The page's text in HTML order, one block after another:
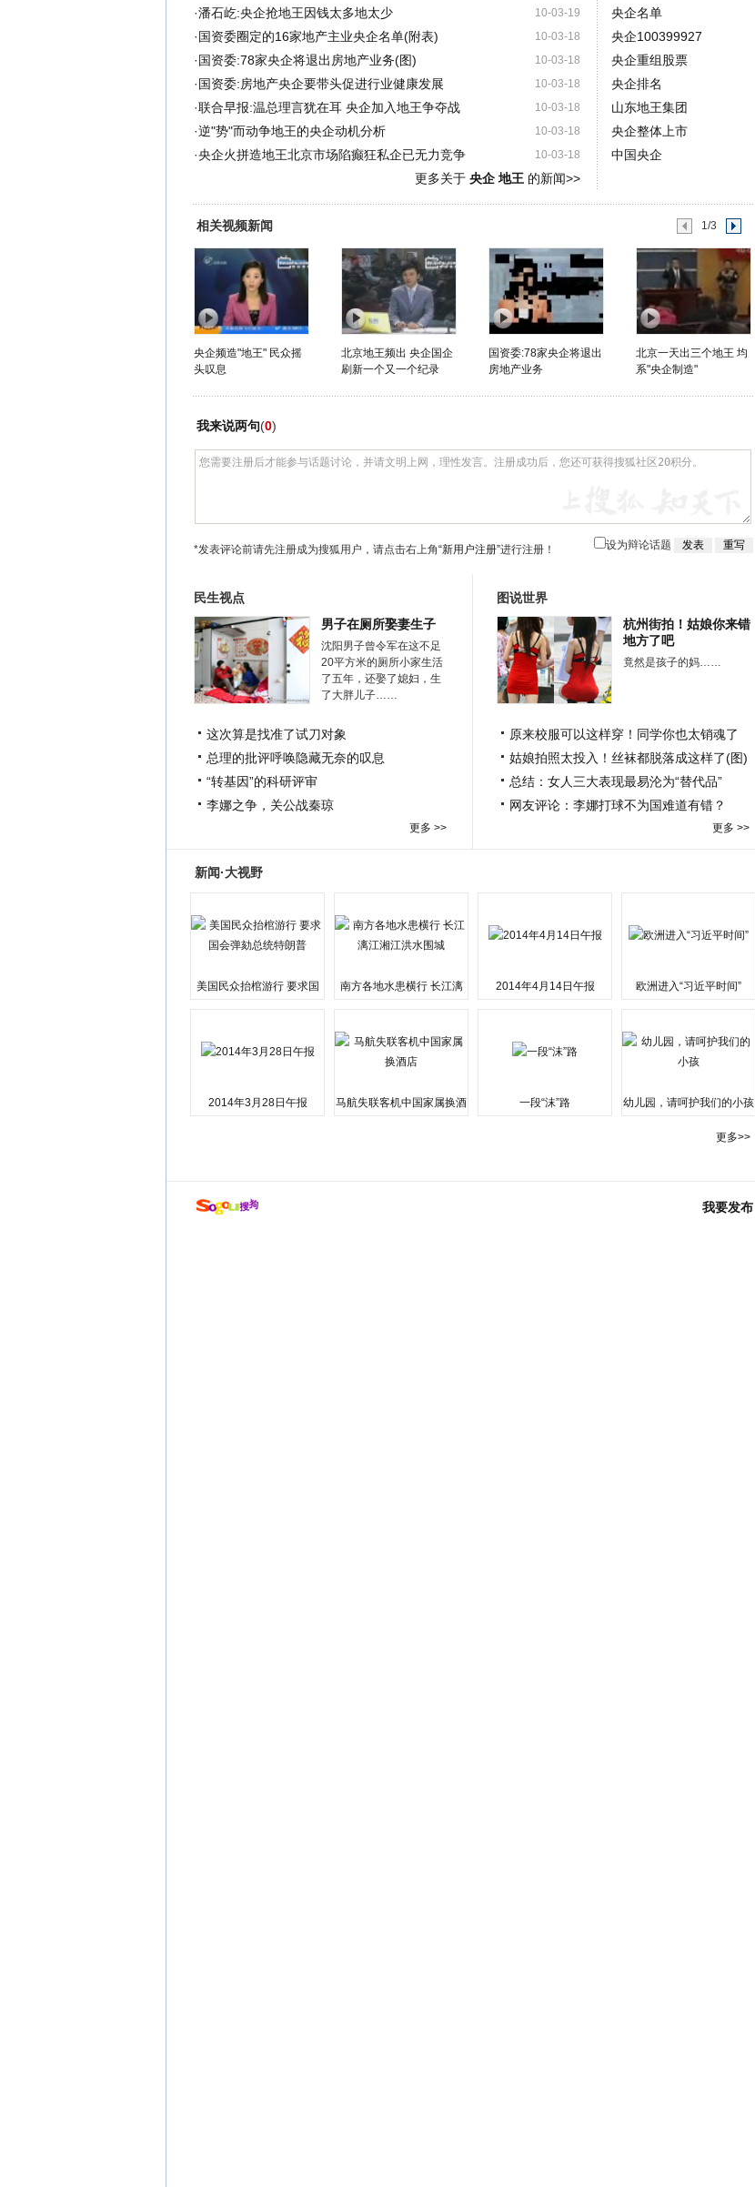
10-03-19
·潘石屹:央企抢地王因钱太多地太少
10-03-18
· 国资委圈定的16家地产主业央企名单(附表)
10-03-18
· 国资委:78家央企将退出房地产业务(图)
10-03-18
· 国资委:房地产央企要带头促进行业健康发展
10-03-18
·联合早报:温总理言犹在耳 央企加入地王争夺战
10-03-18
·逆"势"而动争地王的央企动机分析
10-03-18
·央企火拼造地王北京市场陷癫狂私企已无力竞争
更多关于 央企 地王的新闻>>
央企名单
央企100399927
央企重组股票
央企排名
山东地王集团
央企整体上市
中国央企
相关视频新闻 1/3
央企频造"地王" 民众摇
头叹息
北京地王频出 央企国企
刷新一个又一个纪录
国资委:78家央企将退出
房地产业务
北京一天出三个地王 均
系"央企制造"
我来说两句(0)
*发表评论前请先注册成为搜狐用户，请点击右上角“新用户注册”进行注册！ 设为辩论话题
民生视点
男子在厕所娶妻生子
沈阳男子曾令军在这不足
20平方米的厕所小家生活
了五年，还娶了媳妇，生
了大胖儿子……
这次算是找准了试刀对象
总理的批评呼唤隐藏无奈的叹息
“转基因”的科研评审
李娜之争，关公战秦琼
更多 >>
图说世界
杭州街拍！姑娘你来错
地方了吧
竟然是孩子的妈……
原来校服可以这样穿！同学你也太销魂了
姑娘拍照太投入！丝袜都脱落成这样了(图)
总结：女人三大表现最易沦为“替代品”
网友评论：李娜打球不为国难道有错？
更多 >>
新闻·大视野
美国民众抬棺游行 要求国
南方各地水患横行 长江漓
2014年4月14日午报 欧洲进入“习近平时间”
2014年3月28日午报
马航失联客机中国家属换酒
一段“沫”路 幼儿园，请呵护我们的小孩
更多>>
我要发布